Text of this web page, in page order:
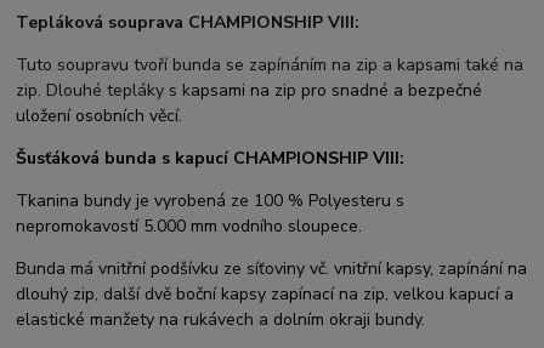
Tepláková souprava CHAMPIONSHIP VIII:
Tuto soupravu tvoří bunda se zapínáním na zip a kapsami také na
zip. Dlouhé tepláky s kapsami na zip pro snadné a bezpečné
uložení osobních věcí.
Šusťáková bunda s kapucí CHAMPIONSHIP VIII:
Tkanina bundy je vyrobená ze 100 % Polyesteru s
nepromokavostí 5.000 mm vodního sloupece.
Bunda má vnitřní podšívku ze síťoviny vč. vnitřní kapsy, zapínání na
dlouhý zip, další dvě boční kapsy zapínací na zip, velkou kapucí a
elastické manžety na rukávech a dolním okraji bundy.